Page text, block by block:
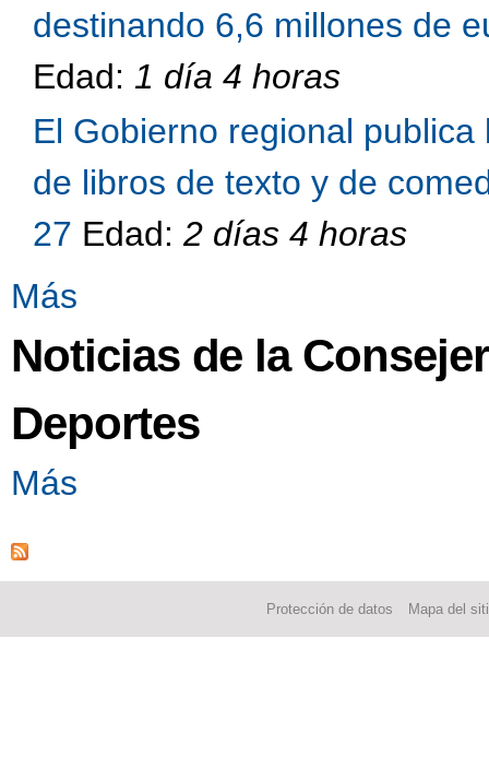
destinando 6,6 millones de
Edad: 1 día 4 horas
El Gobierno regional
de libros de texto y de
27 Edad: 2 días 4 horas
Más
Noticias de la
Deportes
Más
Protección de datos Mapa del